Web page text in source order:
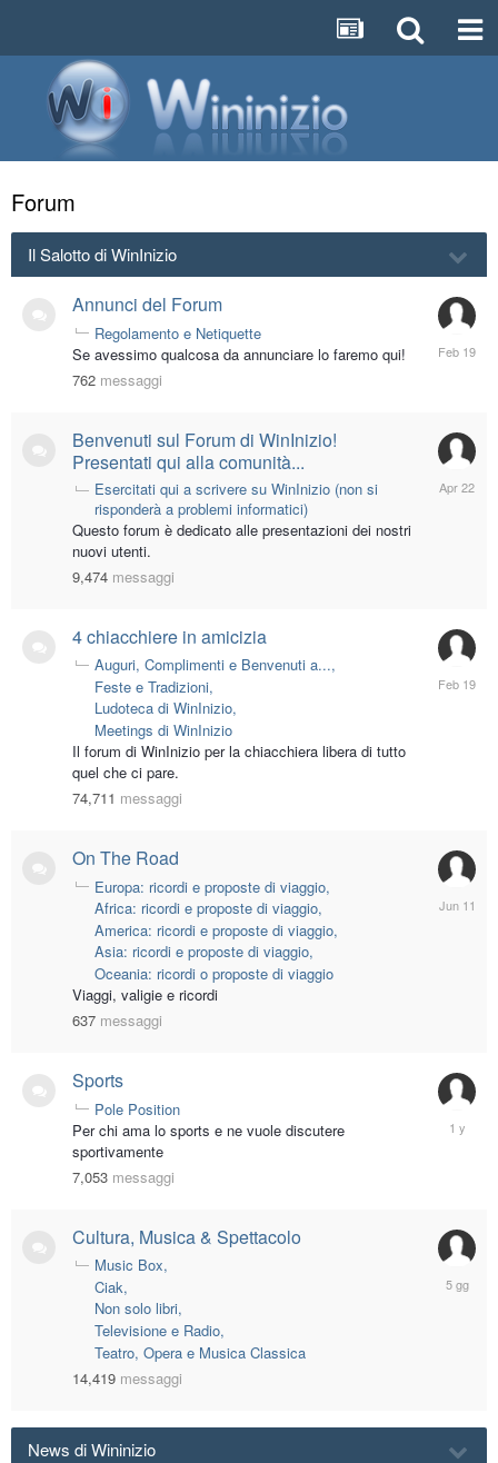
Forum
Il Salotto di WinInizio
Annunci del Forum
Regolamento e Netiquette
Se avessimo qualcosa da annunciare lo faremo qui!
762 messaggi
February
19
Benvenuti sul Forum di WinInizio!
Presentati qui alla comunità...
Esercitati qui a scrivere su WinInizio (non si
risponderà a problemi informatici)
Questo forum è dedicato alle presentazioni dei nostri
nuovi utenti.
9,474 messaggi
April
22
4 chiacchiere in amicizia
Auguri, Complimenti e Benvenuti a...
Feste e Tradizioni
Ludoteca di WinInizio
Meetings di WinInizio
Il forum di WinInizio per la chiacchiera libera di tutto
quel che ci pare.
74,711 messaggi
February
19
On The Road
Europa: ricordi e proposte di viaggio
Africa: ricordi e proposte di viaggio
America: ricordi e proposte di viaggio
Asia: ricordi e proposte di viaggio
Oceania: ricordi o proposte di viaggio
Viaggi, valigie e ricordi
637 messaggi
June
11
Sports
Pole Position
Per chi ama lo sports e ne vuole discutere
sportivamente
7,053 messaggi
August
17,
Cultura, Musica & Spettacolo
Music Box
Ciak
Non solo libri
Televisione e Radio
Teatro, Opera e Musica Classica
14,419 messaggi
Tuesday
alle
News di Wininizio